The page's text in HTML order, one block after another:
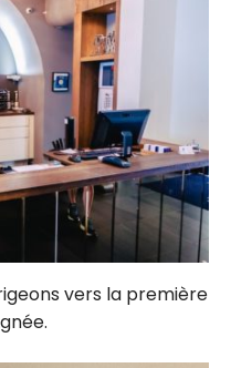
vers la première